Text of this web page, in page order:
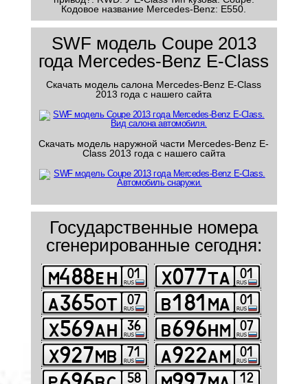
Кодовое название Mercedes-Benz: E550.
SWF модель Coupe 2013
года Mercedes-Benz E-Class
Скачать модель салона Mercedes-Benz E-Class
2013 года с нашего сайта
Скачать модель наружной части Mercedes-Benz E-
Class 2013 года с нашего сайта
Государственные номера
сгенерированные сегодня: